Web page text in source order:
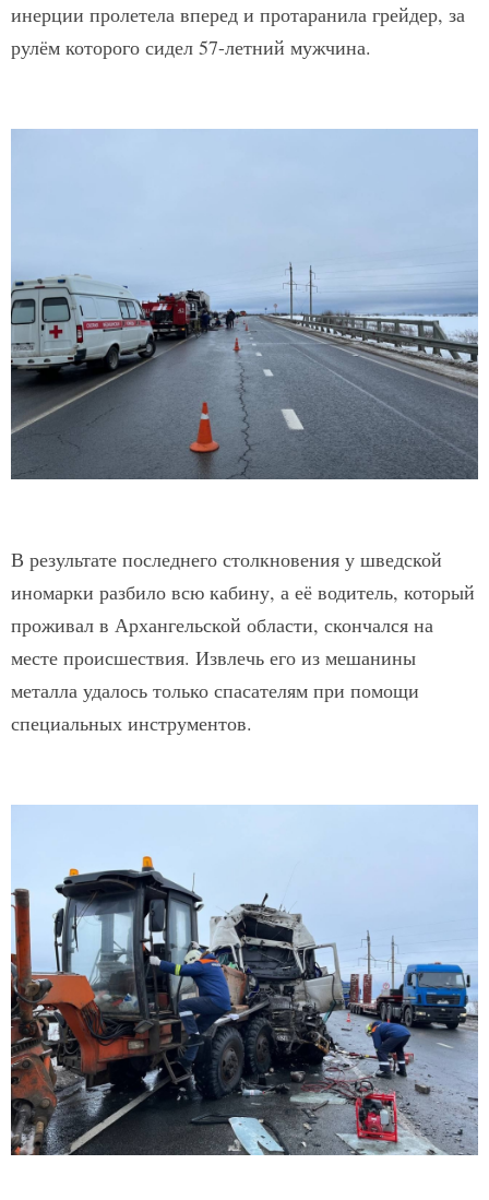
инерции пролетела вперед и протаранила грейдер, за
рулём которого сидел 57-летний мужчина.
В результате последнего столкновения у шведской
иномарки разбило всю кабину, а её водитель, который
проживал в Архангельской области, скончался на
месте происшествия. Извлечь его из мешанины
металла удалось только спасателям при помощи
специальных инструментов.